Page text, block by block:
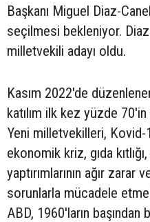
Başkanı Miguel Diaz-
seçilmesi bekleniyor.
milletvekili adayı oldu.
Kasım 2022'de
katılım ilk kez yüzde
Yeni milletvekilleri,
ekonomik kriz, gıda
yaptırımlarının ağır
sorunlarla mücadele
ABD, 1960'ların